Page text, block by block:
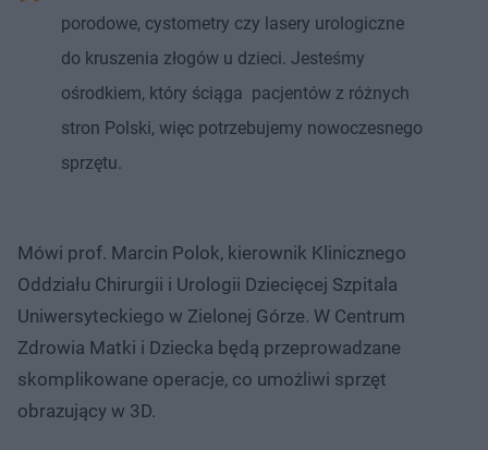
porodowe, cystometry czy lasery urologiczne
do kruszenia złogów u dzieci. Jesteśmy
ośrodkiem, który ściąga pacjentów z różnych
stron Polski, więc potrzebujemy nowoczesnego
sprzętu.
Mówi prof. Marcin Polok, kierownik Klinicznego
Oddziału Chirurgii i Urologii Dziecięcej Szpitala
Uniwersyteckiego w Zielonej Górze. W Centrum
Zdrowia Matki i Dziecka będą przeprowadzane
skomplikowane operacje, co umożliwi sprzęt
obrazujący w 3D.